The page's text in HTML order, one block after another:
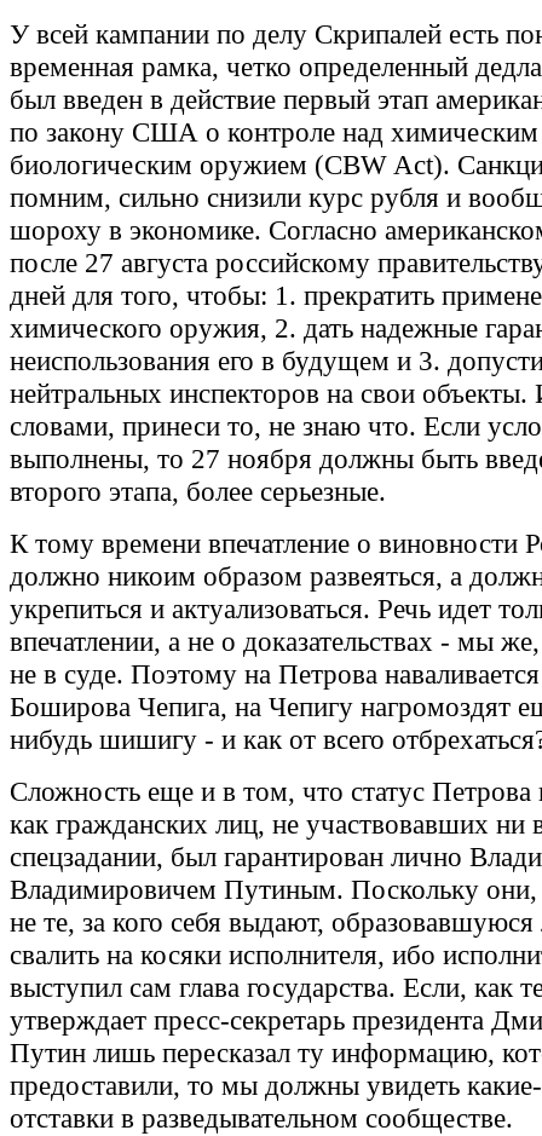
У всей кампании по делу Скрипалей есть
временная рамка, четко определенный
был введен в действие первый этап
по закону США о контроле над
биологическим оружием (CBW Act).
помним, сильно снизили курс рубля и
шороху в экономике. Согласно
после 27 августа российскому
дней для того, чтобы: 1. прекратить
химического оружия, 2. дать надежные
неиспользования его в будущем и 3.
нейтральных инспекторов на свои
словами, принеси то, не знаю что. Если
выполнены, то 27 ноября должны быть
второго этапа, более серьезные.
К тому времени впечатление о виновности
должно никоим образом развеяться, а
укрепиться и актуализоваться. Речь идет
впечатлении, а не о доказательствах - мы
не в суде. Поэтому на Петрова
Боширова Чепига, на Чепигу нагромоздят
нибудь шишигу - и как от всего
Сложность еще и в том, что статус
как гражданских лиц, не участвовавших ни
спецзадании, был гарантирован лично
Владимировичем Путиным. Поскольку они,
не те, за кого себя выдают, образовавшуюся
свалить на косяки исполнителя, ибо
выступил сам глава государства. Если, как
утверждает пресс-секретарь президента
Путин лишь пересказал ту информацию,
предоставили, то мы должны увидеть
отставки в разведывательном сообществе.